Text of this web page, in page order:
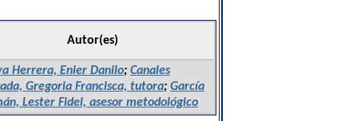
Autor(es)
Herrera, Enier Danilo; Canales
Gregoria Francisca, tutora; García
Lester Fidel, asesor metodológico